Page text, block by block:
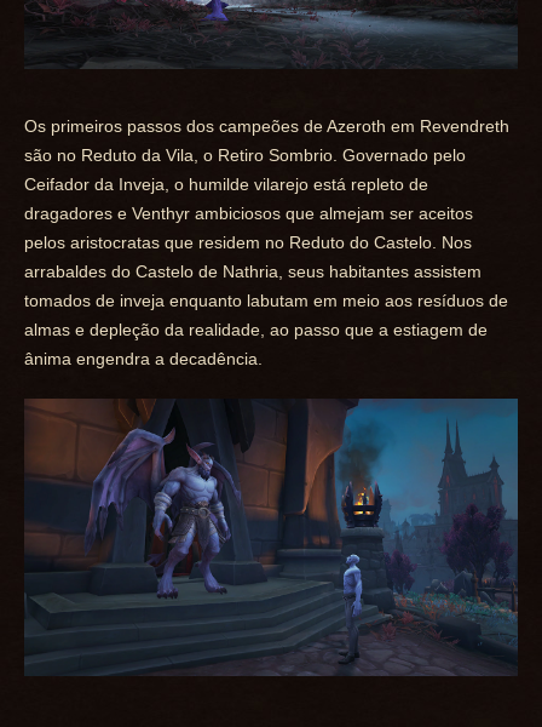
Os primeiros passos dos campeões de Azeroth em Revendreth
são no Reduto da Vila, o Retiro Sombrio. Governado pelo
Ceifador da Inveja, o humilde vilarejo está repleto de
dragadores e Venthyr ambiciosos que almejam ser aceitos
pelos aristocratas que residem no Reduto do Castelo. Nos
arrabaldes do Castelo de Nathria, seus habitantes assistem
tomados de inveja enquanto labutam em meio aos resíduos de
almas e depleção da realidade, ao passo que a estiagem de
ânima engendra a decadência.